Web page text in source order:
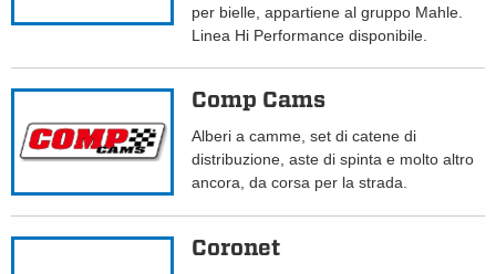
per bielle, appartiene al gruppo Mahle.
Linea Hi Performance disponibile.
Comp Cams
Alberi a camme, set di catene di
distribuzione, aste di spinta e molto altro
ancora, da corsa per la strada.
Coronet